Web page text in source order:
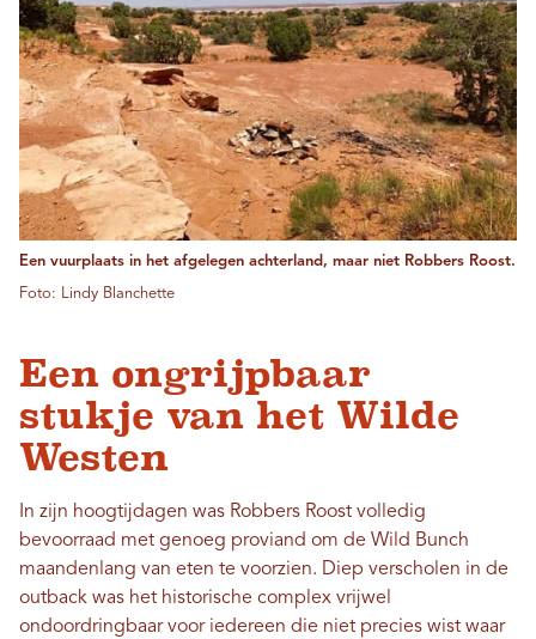
Een vuurplaats in het afgelegen achterland, maar niet Robbers Roost.
Foto: Lindy Blanchette
Een ongrijpbaar
stukje van het Wilde
Westen
In zijn hoogtijdagen was Robbers Roost volledig
bevoorraad met genoeg proviand om de Wild Bunch
maandenlang van eten te voorzien. Diep verscholen in de
outback was het historische complex vrijwel
ondoordringbaar voor iedereen die niet precies wist waar